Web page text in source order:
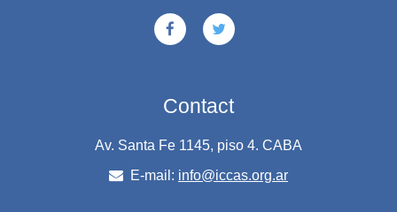
Contact
Av. Santa Fe 1145, piso 4. CABA
E-mail: info@iccas.org.ar